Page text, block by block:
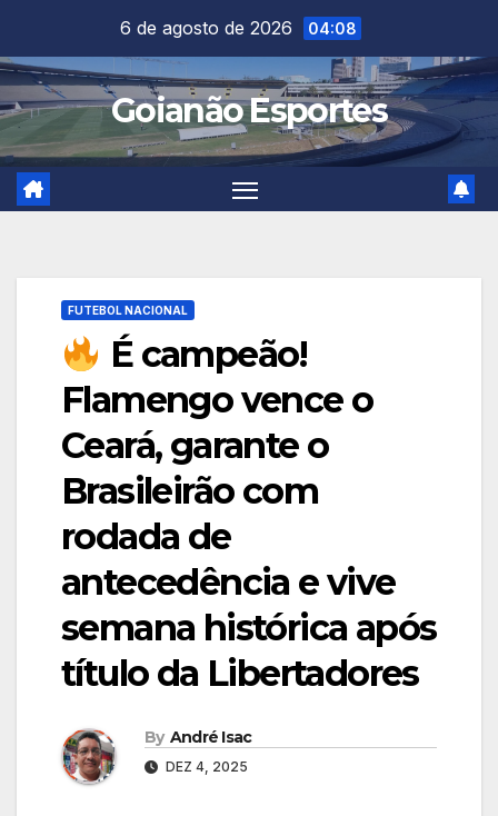
content
6 de agosto de 2026 04:08
Goianão Esportes
FUTEBOL NACIONAL
É campeão!
Flamengo vence o
Ceará, garante o
Brasileirão com
rodada de
antecedência e vive
semana histórica após
título da Libertadores
By André Isac
DEZ 4, 2025